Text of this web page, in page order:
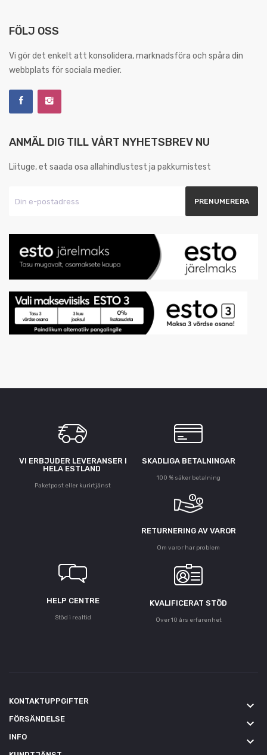
FÖLJ OSS
Vi gör det enkelt att konsolidera, marknadsföra och spåra din
webbplats för sociala medier.
ANMÄL DIG TILL VÅRT NYHETSBREV NU
Liituge, et saada osa allahindlustest ja pakkumistest
VI ERBJUDER LEVERANSER I
HELA ESTLAND
Paketpost eller kurirtjänst
SKADLIGA BETALNINGAR
100 % säker betalning
RETURNERING AV VAROR
Om varor har problem
HELP CENTRE
Stöd i realtid
KVALIFICERAT STÖD
Över 10 års erfarenhet
KONTAKTUPPGIFTER keyboard_arrow_down
FÖRSÄNDELSE keyboard_arrow_down
INFO keyboard_arrow_down